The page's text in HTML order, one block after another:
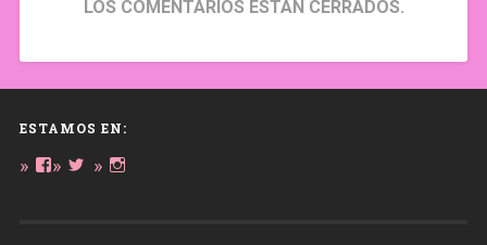
LOS COMENTARIOS ESTÁN CERRADOS.
ESTAMOS EN:
Ver Ver
Ver